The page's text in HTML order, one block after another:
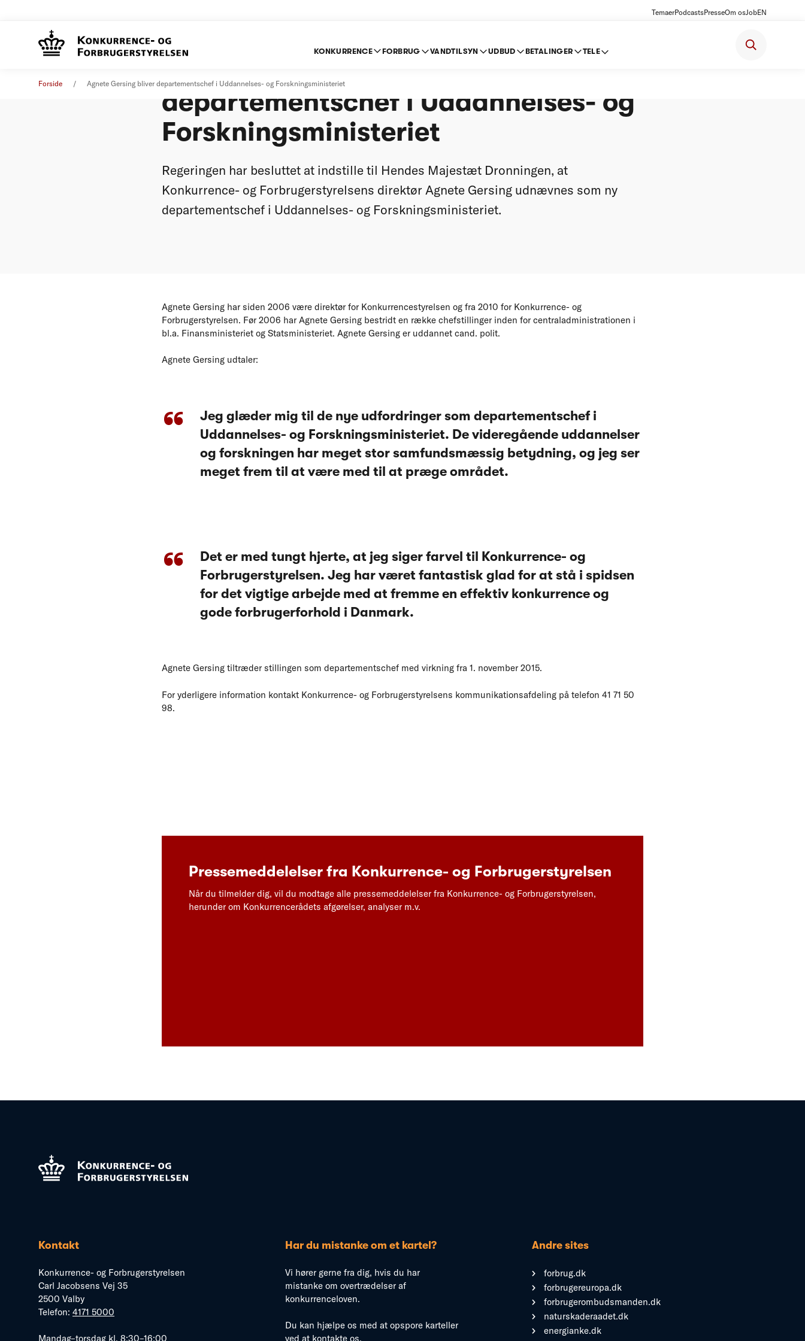
TemaerPodcastsPresseOm osJobEN
KONKURRENCE FORBRUG VANDTILSYN UDBUD BETALINGER TELE
Forside Agnete Gersing bliver departementschef i Uddannelses- og Forskningsministeriet
departementschef i Uddannelses- og
Forskningsministeriet
Regeringen har besluttet at indstille til Hendes Majestæt Dronningen, at
Konkurrence- og Forbrugerstyrelsens direktør Agnete Gersing udnævnes som ny
departementschef i Uddannelses- og Forskningsministeriet.
Agnete Gersing har siden 2006 være direktør for Konkurrencestyrelsen og fra 2010 for Konkurrence- og
Forbrugerstyrelsen. Før 2006 har Agnete Gersing bestridt en række chefstillinger inden for centraladministrationen i
bl.a. Finansministeriet og Statsministeriet. Agnete Gersing er uddannet cand. polit.
Agnete Gersing udtaler:
Jeg glæder mig til de nye udfordringer som departementschef i
Uddannelses- og Forskningsministeriet. De videregående uddannelser
og forskningen har meget stor samfundsmæssig betydning, og jeg ser
meget frem til at være med til at præge området.
Det er med tungt hjerte, at jeg siger farvel til Konkurrence- og
Forbrugerstyrelsen. Jeg har været fantastisk glad for at stå i spidsen
for det vigtige arbejde med at fremme en effektiv konkurrence og
gode forbrugerforhold i Danmark.
Agnete Gersing tiltræder stillingen som departementschef med virkning fra 1. november 2015.
For yderligere information kontakt Konkurrence- og Forbrugerstyrelsens kommunikationsafdeling på telefon 41 71 50
98.
Pressemeddelelser fra Konkurrence- og Forbrugerstyrelsen
Når du tilmelder dig, vil du modtage alle pressemeddelelser fra Konkurrence- og Forbrugerstyrelsen,
herunder om Konkurrencerådets afgørelser, analyser m.v.
Kontakt
Konkurrence- og Forbrugerstyrelsen
Carl Jacobsens Vej 35
2500 Valby
Telefon: 4171 5000
Mandag–torsdag kl. 8:30–16:00
Har du mistanke om et kartel?
Vi hører gerne fra dig, hvis du har
mistanke om overtrædelser af
konkurrenceloven.
Du kan hjælpe os med at opspore karteller
ved at kontakte os.
Andre sites
forbrug.dk
forbrugereuropa.dk
forbrugerombudsmanden.dk
naturskaderaadet.dk
energianke.dk